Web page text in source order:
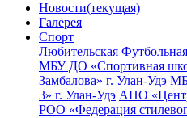
Новости(текущая)
Галерея
Спорт
Любительская
МБУ ДО «Спортивная
Замбалова» г. Улан-Удэ
3» г. Улан-Удэ АНО
РОО «Федерация